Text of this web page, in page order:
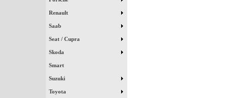
Renault
Saab
Seat / Cupra
Skoda
Smart
Suzuki
Toyota